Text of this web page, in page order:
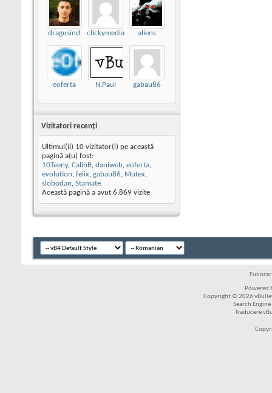
dragusind clickymedia aliens
eoferta N.Paul gabau86
Vizitatori recenţi
Ultimul(ii) 10 vizitator(i) pe această
pagină a(u) fost:
10Teeny, CalinB, daniweb, eoferta,
evolution, felix, gabau86, Mutex,
slobodan, Stamate
Această pagină a avut 6.869 vizite
Fus
Powered
Copyright © 2026
Search
Traducere